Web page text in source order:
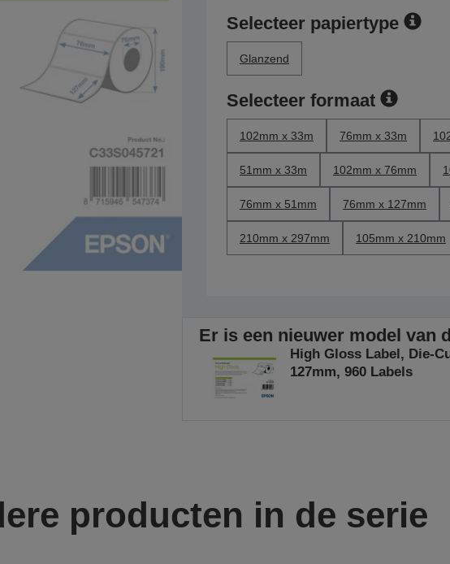
Selecteer papiertype
Glanzend
Selecteer formaat
102mm x 33m 76mm x 33m
51mm x 33m 102mm x 76mm
76mm x 51mm 76mm x 127mm
210mm x 297mm 105mm x 210mm
Er is een nieuwer model van
High Gloss Label, Die-
127mm, 960 Labels
producten in de serie